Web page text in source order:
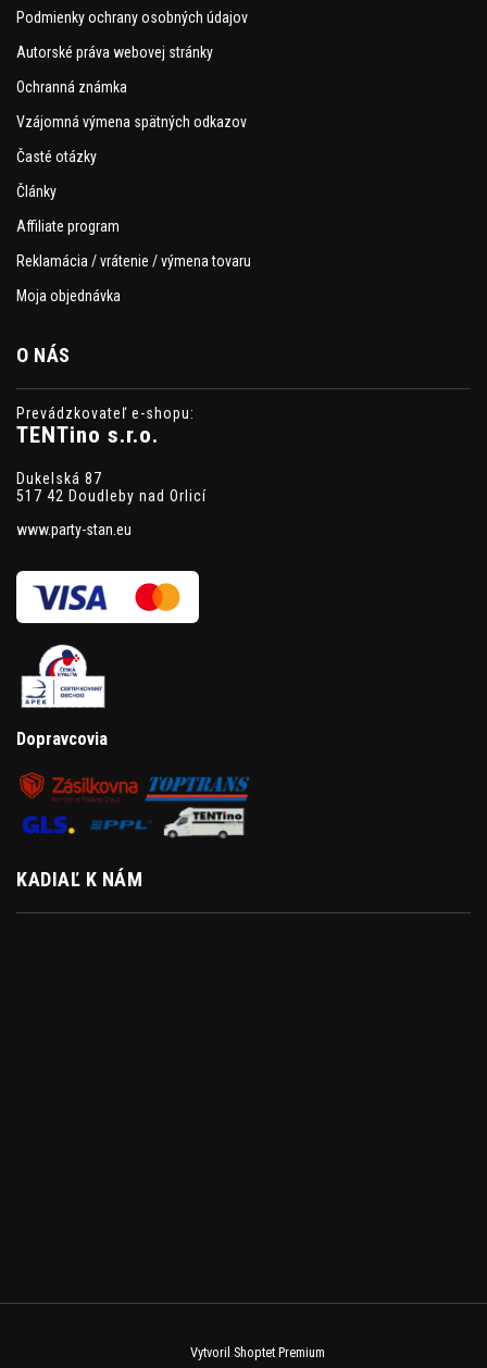
Podmienky ochrany osobných údajov
Autorské práva webovej stránky
Ochranná známka
Vzájomná výmena spätných odkazov
Časté otázky
Články
Affiliate program
Reklamácia / vrátenie / výmena tovaru
Moja objednávka
O NÁS
Prevádzkovateľ e-shopu:
TENTino s.r.o.
Dukelská 87
517 42 Doudleby nad Orlicí
www.party-stan.eu
Dopravcovia
KADIAĽ K NÁM
Vytvoril Shoptet Premium